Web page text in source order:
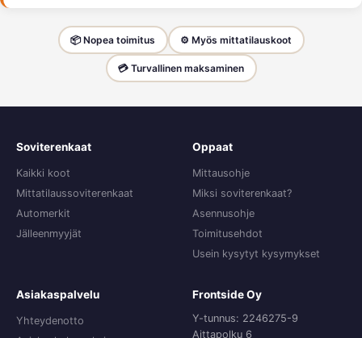
📦 Nopea toimitus ⚙️ Myös mittatilauskoot
💳 Turvallinen maksaminen
Soviterenkaat
Kaikki koot
Mittatilaussoviterenkaat
Automerkit
Jälleenmyyjät
Oppaat
Mittausohje
Miksi soviterenkaat?
Asennusohje
Toimitusehdot
Usein kysytyt kysymykset
Asiakaspalvelu
Yhteydenotto
Frontside Oy
Y-tunnus: 2246275-9
Aittapolku 6